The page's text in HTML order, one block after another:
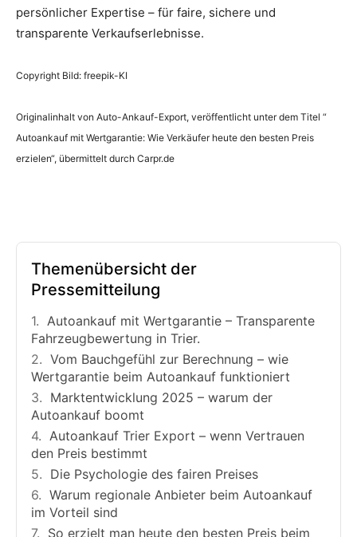
persönlicher Expertise – für faire, sichere und
transparente Verkaufserlebnisse.
Copyright Bild: freepik-KI
Originalinhalt von Auto-Ankauf-Export, veröffentlicht unter dem Titel “
Autoankauf mit Wertgarantie: Wie Verkäufer heute den besten Preis
erzielen“, übermittelt durch Carpr.de
Themenübersicht der
Pressemitteilung
Autoankauf mit Wertgarantie – Transparente
Fahrzeugbewertung in Trier.
Vom Bauchgefühl zur Berechnung – wie
Wertgarantie beim Autoankauf funktioniert
Marktentwicklung 2025 – warum der
Autoankauf boomt
Autoankauf Trier Export – wenn Vertrauen
den Preis bestimmt
Die Psychologie des fairen Preises
Warum regionale Anbieter beim Autoankauf
im Vorteil sind
So erzielt man heute den besten Preis beim